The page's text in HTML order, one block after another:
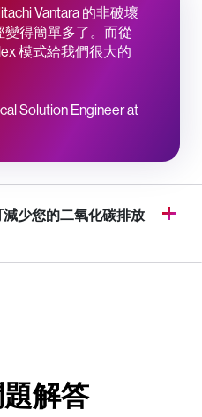
Vantara 的非破壞
得簡單多了。而從
模式給我們很大的
Solution Engineer at
少您的二氧化碳排放
解答